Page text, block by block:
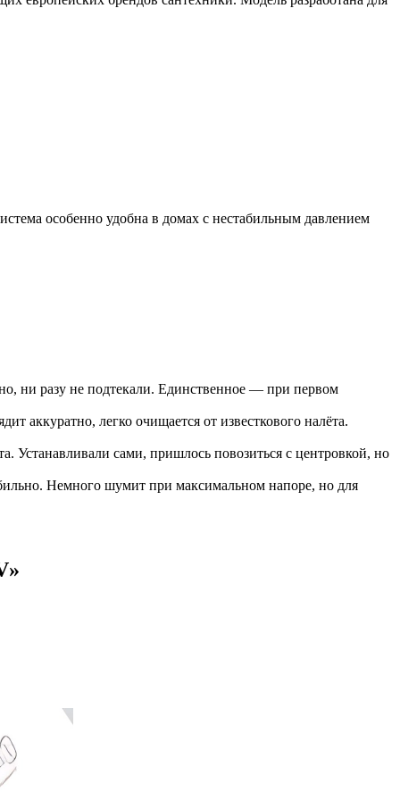
особенно удобна в домах с нестабильным давлением
ни разу не подтекали. Единственное — при первом
аккуратно, легко очищается от известкового налёта.
Устанавливали сами, пришлось повозиться с центровкой, но
Немного шумит при максимальном напоре, но для
»